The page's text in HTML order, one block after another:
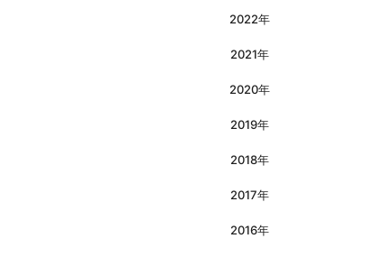
2022年
2021年
2020年
2019年
2018年
2017年
2016年